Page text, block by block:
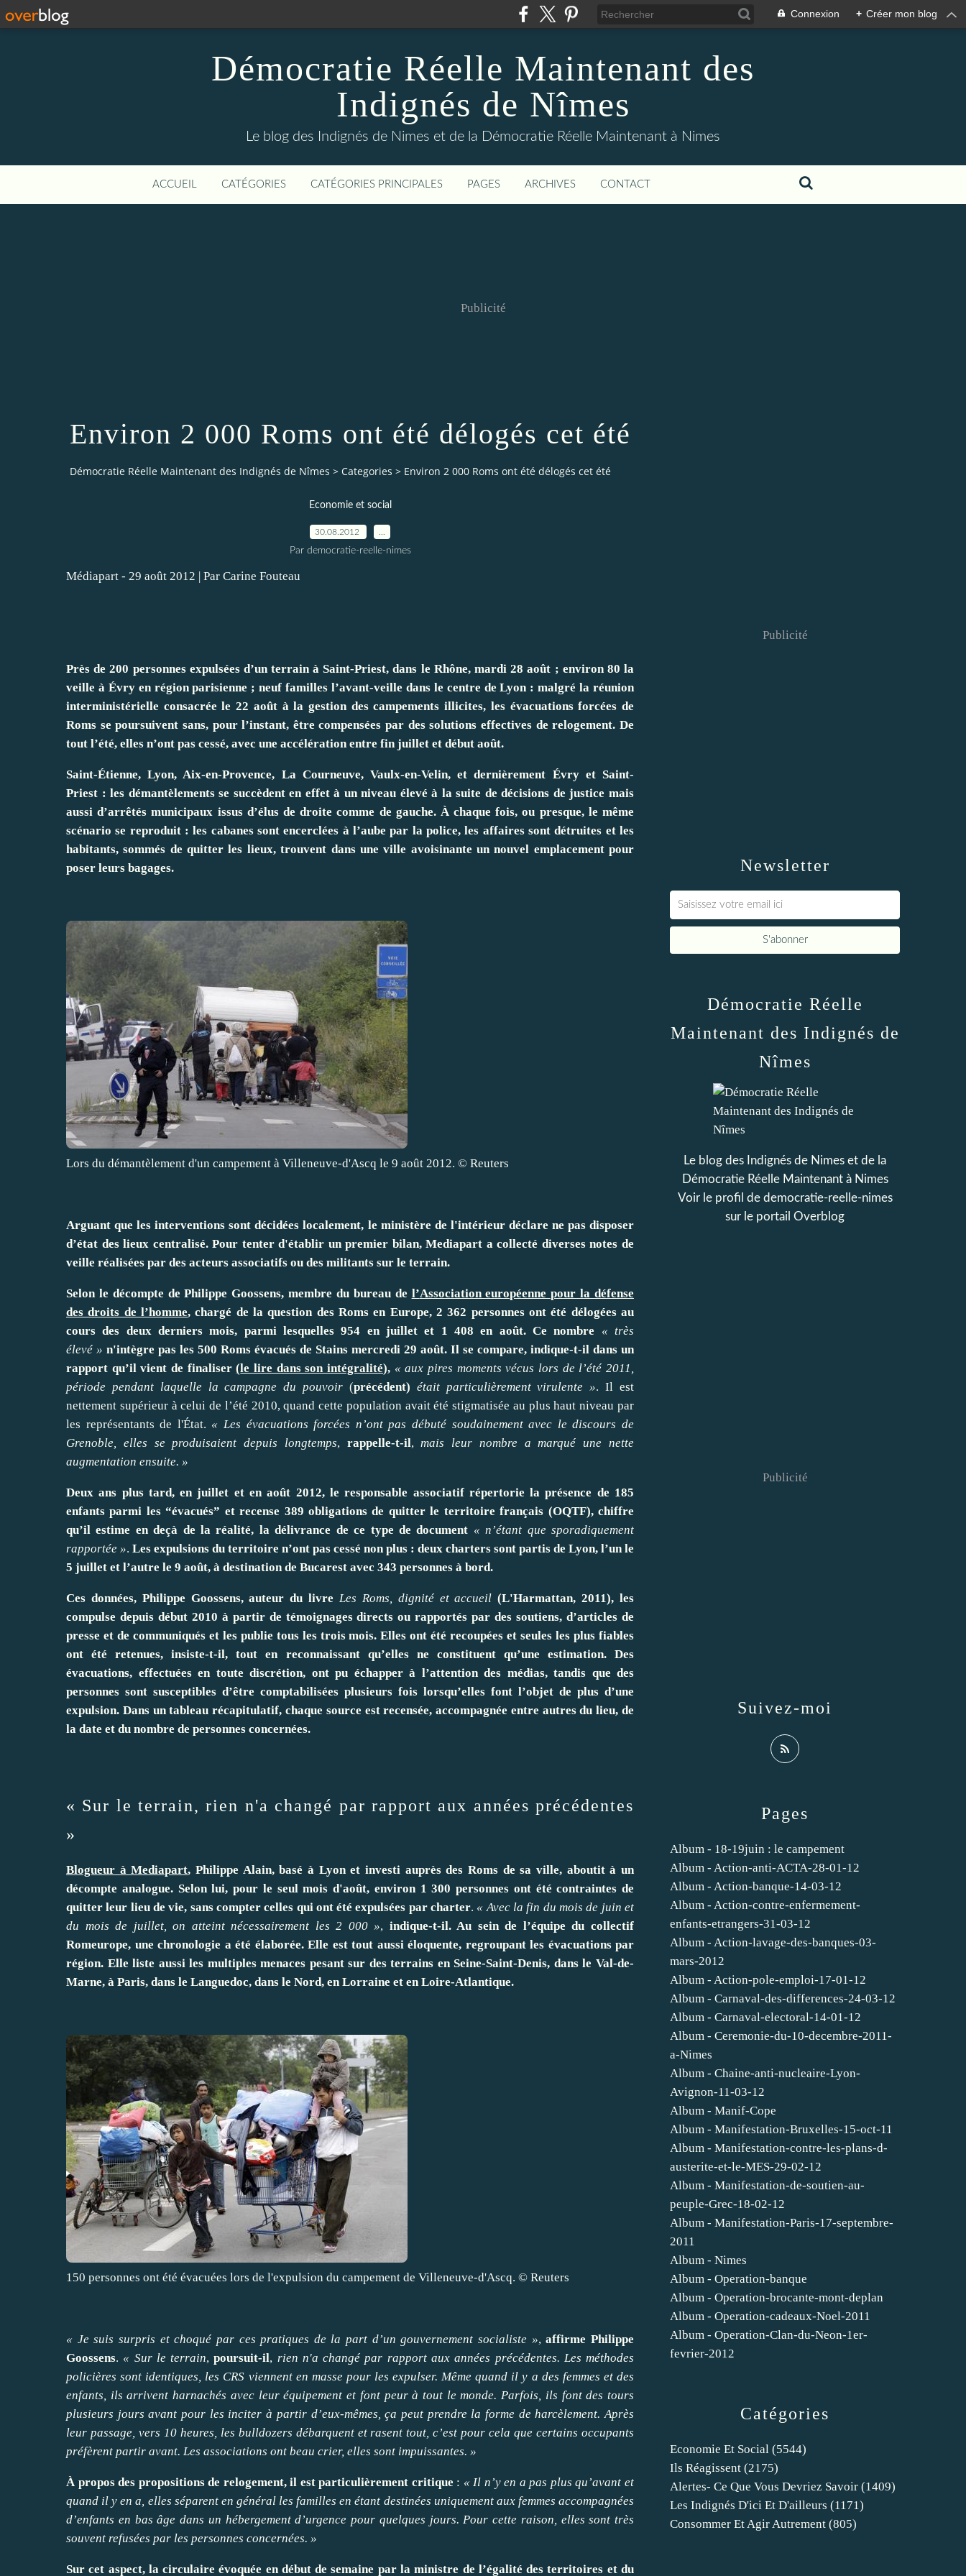
Connexion + Créer mon blog
Démocratie Réelle Maintenant des
Indignés de Nîmes
Le blog des Indignés de Nimes et de la Démocratie Réelle Maintenant à Nimes
ACCUEIL CATÉGORIES CATÉGORIES PRINCIPALES PAGES ARCHIVES CONTACT
Publicité
Environ 2 000 Roms ont été délogés cet été
Démocratie Réelle Maintenant des Indignés de Nîmes > Categories > Environ 2 000 Roms ont été délogés cet été
Economie et social
30.08.2012
Par democratie-reelle-nimes
Médiapart - 29 août 2012 | Par Carine Fouteau
Près de 200 personnes expulsées d’un terrain à Saint-Priest, dans le Rhône, mardi 28 août ; environ 80 la
veille à Évry en région parisienne ; neuf familles l’avant-veille dans le centre de Lyon : malgré la réunion
interministérielle consacrée le 22 août à la gestion des campements illicites, les évacuations forcées de
Roms se poursuivent sans, pour l’instant, être compensées par des solutions effectives de relogement. De
tout l’été, elles n’ont pas cessé, avec une accélération entre fin juillet et début août.
Saint-Étienne, Lyon, Aix-en-Provence, La Courneuve, Vaulx-en-Velin, et dernièrement Évry et Saint-
Priest : les démantèlements se succèdent en effet à un niveau élevé à la suite de décisions de justice mais
aussi d’arrêtés municipaux issus d’élus de droite comme de gauche. À chaque fois, ou presque, le même
scénario se reproduit : les cabanes sont encerclées à l’aube par la police, les affaires sont détruites et les
habitants, sommés de quitter les lieux, trouvent dans une ville avoisinante un nouvel emplacement pour
poser leurs bagages.
Lors du démantèlement d'un campement à Villeneuve-d'Ascq le 9 août 2012. © Reuters
Arguant que les interventions sont décidées localement, le ministère de l'intérieur déclare ne pas disposer
d’état des lieux centralisé. Pour tenter d'établir un premier bilan, Mediapart a collecté diverses notes de
veille réalisées par des acteurs associatifs ou des militants sur le terrain.
Selon le décompte de Philippe Goossens, membre du bureau de l’Association européenne pour la défense
des droits de l’homme, chargé de la question des Roms en Europe, 2 362 personnes ont été délogées au
cours des deux derniers mois, parmi lesquelles 954 en juillet et 1 408 en août. Ce nombre
« très
élevé » n'intègre pas les 500 Roms évacués de Stains mercredi 29 août. Il se compare, indique-t-il dans un
rapport qu’il vient de finaliser(le lire dans son intégralité), « aux pires moments vécus lors de l’été 2011,
période pendant laquelle la campagne du pouvoir (précédent) était particulièrement virulente ». Il est
nettement supérieur à celui de l’été 2010, quand cette population avait été stigmatisée au plus haut niveau par
les représentants de l'État. « Les évacuations forcées n’ont pas débuté soudainement avec le discours de
Grenoble, elles se produisaient depuis longtemps, rappelle-t-il,mais leur nombre a marqué une nette
augmentation ensuite. »
Deux ans plus tard, en juillet et en août 2012, le responsable associatif répertorie la présence de 185
enfants parmi les “évacués” et recense 389 obligations de quitter le territoire français (OQTF), chiffre
qu’il estime en deçà de la réalité, la délivrance de ce type de document « n’étant que sporadiquement
rapportée ». Les expulsions du territoire n’ont pas cessé non plus : deux charters sont partis de Lyon, l’un le
5 juillet et l’autre le 9 août, à destination de Bucarest avec 343 personnes à bord.
Ces données, Philippe Goossens, auteur du livre Les Roms, dignité et accueil (L'Harmattan, 2011), les
compulse depuis début 2010 à partir de témoignages directs ou rapportés par des soutiens, d’articles de
presse et de communiqués et les publie tous les trois mois. Elles ont été recoupées et seules les plus fiables
ont été retenues, insiste-t-il, tout en reconnaissant qu’elles ne constituent qu’une estimation. Des
évacuations, effectuées en toute discrétion, ont pu échapper à l’attention des médias, tandis que des
personnes sont susceptibles d’être comptabilisées plusieurs fois lorsqu’elles font l’objet de plus d’une
expulsion. Dans un tableau récapitulatif, chaque source est recensée, accompagnée entre autres du lieu, de
la date et du nombre de personnes concernées.
« Sur le terrain, rien n'a changé par rapport aux années précédentes
»
Blogueur à Mediapart, Philippe Alain, basé à Lyon et investi auprès des Roms de sa ville, aboutit à un
décompte analogue. Selon lui, pour le seul mois d'août, environ 1 300 personnes ont été contraintes de
quitter leur lieu de vie, sans compter celles qui ont été expulsées par charter. « Avec la fin du mois de juin et
du mois de juillet, on atteint nécessairement les 2 000 », indique-t-il. Au sein de l’équipe du collectif
Romeurope, une chronologie a été élaborée. Elle est tout aussi éloquente, regroupant les évacuations par
région. Elle liste aussi les multiples menaces pesant sur des terrains en Seine-Saint-Denis, dans le Val-de-
Marne, à Paris, dans le Languedoc, dans le Nord, en Lorraine et en Loire-Atlantique.
150 personnes ont été évacuées lors de l'expulsion du campement de Villeneuve-d'Ascq. © Reuters
« Je suis surpris et choqué par ces pratiques de la part d’un gouvernement socialiste »,affirme Philippe
Goossens. « Sur le terrain,poursuit-il, rien n'a changé par rapport aux années précédentes. Les méthodes
policières sont identiques, les CRS viennent en masse pour les expulser. Même quand il y a des femmes et des
enfants, ils arrivent harnachés avec leur équipement et font peur à tout le monde. Parfois, ils font des tours
plusieurs jours avant pour les inciter à partir d’eux-mêmes, ça peut prendre la forme de harcèlement. Après
leur passage, vers 10 heures, les bulldozers débarquent et rasent tout, c’est pour cela que certains occupants
préfèrent partir avant. Les associations ont beau crier, elles sont impuissantes. »
À propos des propositions de relogement, il est particulièrement critique : « Il n’y en a pas plus qu’avant et
quand il y en a, elles séparent en général les familles en étant destinées uniquement aux femmes accompagnées
d’enfants en bas âge dans un hébergement d’urgence pour quelques jours. Pour cette raison, elles sont très
souvent refusées par les personnes concernées. »
Sur cet aspect, la circulaire évoquée en début de semaine par la ministre de l’égalité des territoires et du
Newsletter
Publicité
Catégories
Economie Et Social (5544)
Ils Réagissent (2175)
Alertes- Ce Que Vous Devriez Savoir (1409)
Les Indignés D'ici Et D'ailleurs (1171)
Consommer Et Agir Autrement (805)
Pages
Album - 18-19juin : le campement
Album - Action-anti-ACTA-28-01-12
Album - Action-banque-14-03-12
Album - Action-contre-enfermement-
enfants-etrangers-31-03-12
Album - Action-lavage-des-banques-03-
mars-2012
Album - Action-pole-emploi-17-01-12
Album - Carnaval-des-differences-24-03-12
Album - Carnaval-electoral-14-01-12
Album - Ceremonie-du-10-decembre-2011-
a-Nimes
Album - Chaine-anti-nucleaire-Lyon-
Avignon-11-03-12
Album - Manif-Cope
Album - Manifestation-Bruxelles-15-oct-11
Album - Manifestation-contre-les-plans-d-
austerite-et-le-MES-29-02-12
Album - Manifestation-de-soutien-au-
peuple-Grec-18-02-12
Album - Manifestation-Paris-17-septembre-
2011
Album - Nimes
Album - Operation-banque
Album - Operation-brocante-mont-deplan
Album - Operation-cadeaux-Noel-2011
Album - Operation-Clan-du-Neon-1er-
fevrier-2012
Démocratie Réelle
Maintenant des Indignés de
Nîmes
Le blog des Indignés de Nimes et de la
Démocratie Réelle Maintenant à Nimes
Voir le profil de democratie-reelle-nimes
sur le portail Overblog
Suivez-moi
Publicité